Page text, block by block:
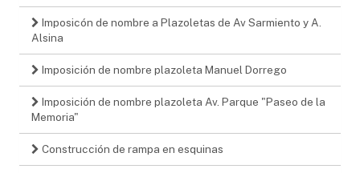
Imposicón de nombre a Plazoletas de Av Sarmiento y A.
Alsina
Imposición de nombre plazoleta Manuel Dorrego
Imposición de nombre plazoleta Av. Parque "Paseo de la
Memoria"
Construcción de rampa en esquinas